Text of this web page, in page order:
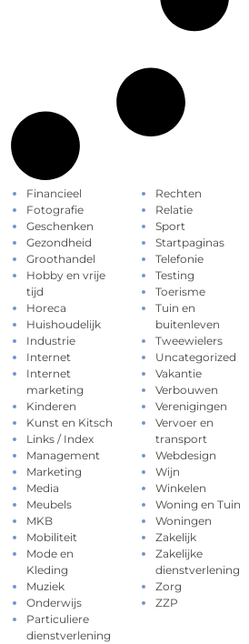
Financieel
Fotografie
Geschenken
Gezondheid
Groothandel
Hobby en vrije
tijd
Horeca
Huishoudelijk
Industrie
Internet
Internet
marketing
Kinderen
Kunst en Kitsch
Links / Index
Management
Marketing
Media
Meubels
MKB
Mobiliteit
Mode en
Kleding
Muziek
Onderwijs
Particuliere
dienstverlening
Rechten
Relatie
Sport
Startpaginas
Telefonie
Testing
Toerisme
Tuin en
buitenleven
Tweewielers
Uncategorized
Vakantie
Verbouwen
Verenigingen
Vervoer en
transport
Webdesign
Wijn
Winkelen
Woning en Tuin
Woningen
Zakelijk
Zakelijke
dienstverlening
Zorg
ZZP